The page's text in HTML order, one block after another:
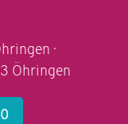
·
Öhringen